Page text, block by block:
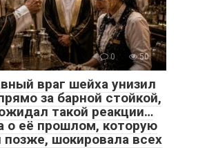
0 50
враг шейха унизил
за барной стойкой,
такой реакции…
о её прошлом, которую
шокировала всех